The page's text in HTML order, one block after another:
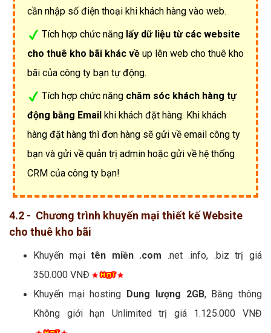
cần nhập số điện thoại khi khách hàng vào web.
Tích hợp chức năng lấy dữ liệu từ các website
cho thuê kho bãi khác về up lên web cho thuê kho
bãi của công ty bạn tự động.
Tích hợp chức năng chăm sóc khách hàng tự
động bằng Email khi khách đặt hàng. Khi khách
hàng đặt hàng thì đơn hàng sẽ gửi về email công ty
bạn và gửi về quản trị admin hoặc gửi về hệ thống
CRM của công ty bạn!
4.2 - Chương trình khuyến mại thiết kế Website
cho thuê kho bãi
Khuyến mạitên miền .com .net .info, .biz trị giá
350.000 VNĐ
Khuyến mại hosting Dung lượng 2GB, Băng thông
Không giới hạn Unlimited trị giá 1.125.000 VNĐ